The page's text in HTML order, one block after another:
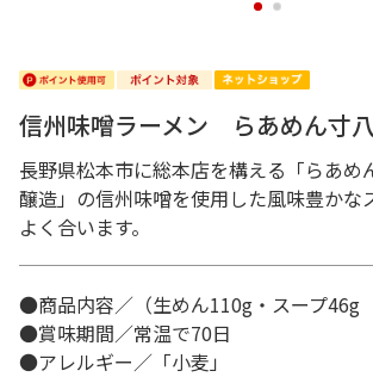
1 2
信州味噌ラーメン らあめん寸
長野県松本市に総本店を構える「らあめ
醸造」の信州味噌を使用した風味豊かな
よく合います。
●商品内容／（生めん110g・スープ
●賞味期間／常温で70日
●アレルギー／「小麦」